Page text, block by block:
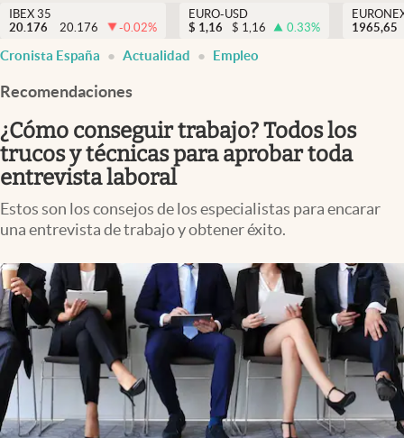
USA
Criptomonedas
España
NOTICIAS
FINANZAS
EURO
IBEX 35
20.176
20.176 -0.02%
EURO-USD
$ 1,16 $ 1,16 0.33%
1965,65
Cronista España Actualidad Empleo
Recomendaciones
¿Cómo conseguir trabajo? Todos los
trucos y técnicas para aprobar toda
entrevista laboral
Estos son los consejos de los especialistas para encarar
una entrevista de trabajo y obtener éxito.